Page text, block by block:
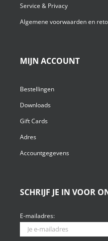
Service & Privacy
Algemene voorwaarden en
MIJN ACCOUNT
Bestellingen
Downloads
Gift Cards
Adres
Accountgegevens
SCHRIJF JE IN VOOR
E-mailadres: